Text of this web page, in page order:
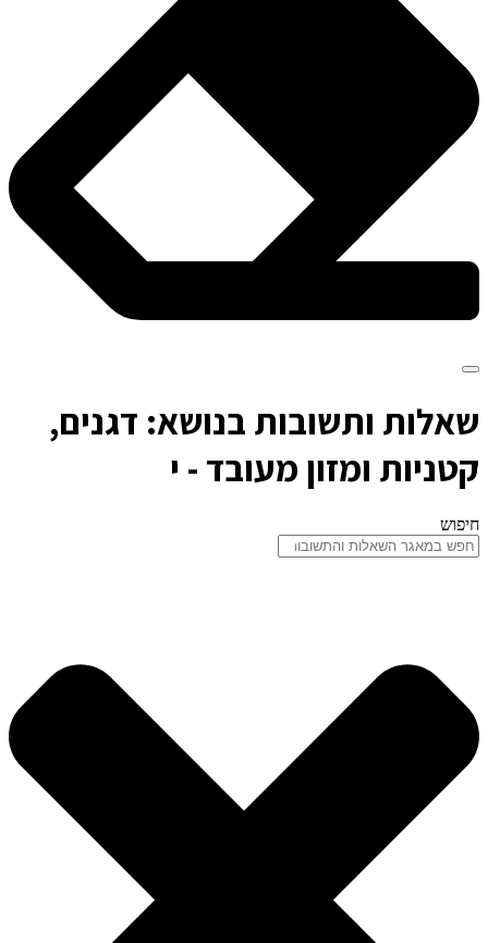
שאלות ותשובות בנושא: דגנים,
קטניות ומזון מעובד - י
חיפוש